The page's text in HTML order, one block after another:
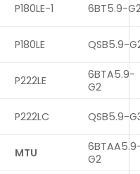
P180LE-1 6BT5.9-
P180LE QSB5.9-
P222LE
6BTA5.9-
G2
P222LC QSB5.9-
MTU
G2